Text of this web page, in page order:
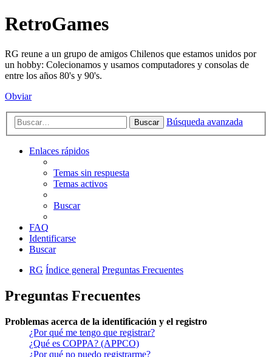
RetroGames
RG reune a un grupo de amigos Chilenos que estamos unidos por
un hobby: Colecionamos y usamos computadores y consolas de
entre los años 80's y 90's.
Obviar
Buscar Búsqueda avanzada
Enlaces rápidos
Temas sin respuesta
Temas activos
Buscar
FAQ
Identificarse
Buscar
RG Índice general Preguntas Frecuentes
Preguntas Frecuentes
Problemas acerca de la identificación y el registro
¿Por qué me tengo que registrar?
¿Qué es COPPA? (APPCO)
¿Por qué no puedo registrarme?